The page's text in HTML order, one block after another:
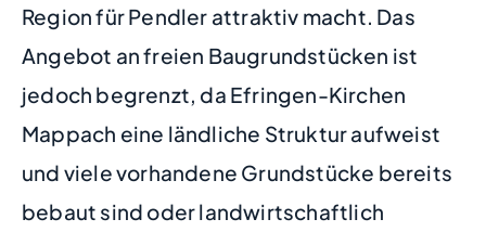
Region für Pendler attraktiv macht. Das
Angebot an freien Baugrundstücken ist
jedoch begrenzt, da Efringen-Kirchen
Mappach eine ländliche Struktur aufweist
und viele vorhandene Grundstücke bereits
bebaut sind oder landwirtschaftlich